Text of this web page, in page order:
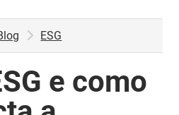
ESG
e como